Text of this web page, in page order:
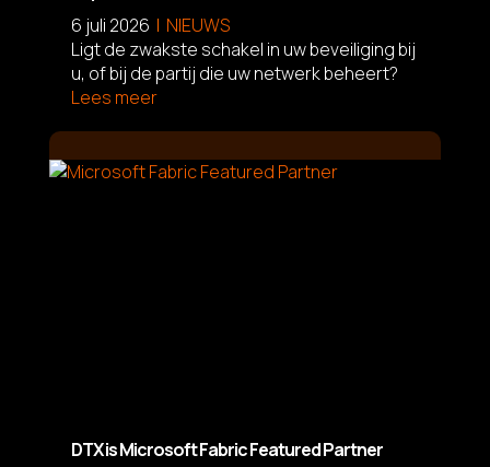
6 juli 2026
NIEUWS
Ligt de zwakste schakel in uw beveiliging bij
u, of bij de partij die uw netwerk beheert?
Lees meer
L
DTX is Microsoft Fabric Featured Partner